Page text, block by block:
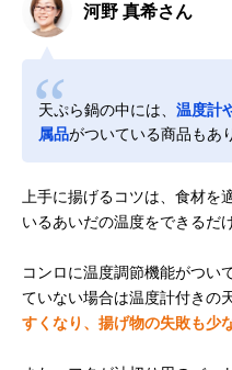
河野 真希さん
天ぷら鍋の中には、 温度計
属品がついている商品もあ
上手に揚げるコツは、食材
いるあいだの温度をできるだ
コンロに温度調節機能がつい
ていない場合は温度計付きの
すくなり、揚げ物の失敗も少